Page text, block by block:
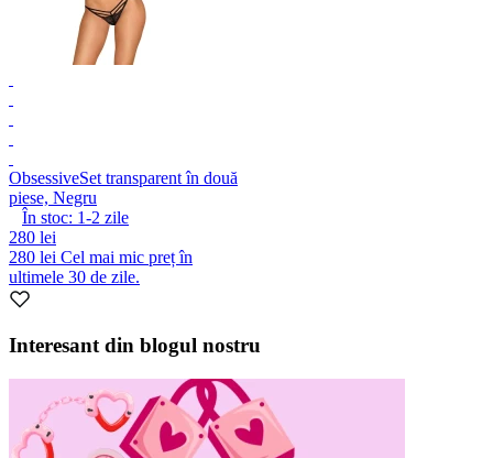
ObsessiveSet transparent în două
piese, Negru
În stoc: 1-2 zile
280 lei
280 lei Cel mai mic preț în
ultimele 30 de zile.
Interesant din blogul nostru